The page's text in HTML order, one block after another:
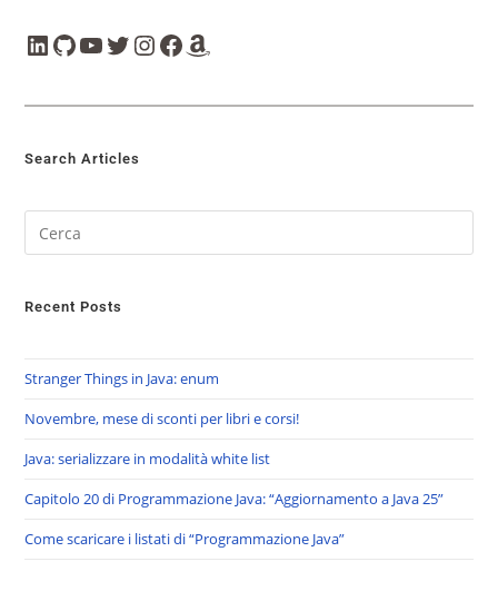
Search Articles
Recent Posts
Stranger Things in Java: enum
Novembre, mese di sconti per libri e corsi!
Java: serializzare in modalità white list
Capitolo 20 di Programmazione Java: “Aggiornamento a Java 25”
Come scaricare i listati di “Programmazione Java”